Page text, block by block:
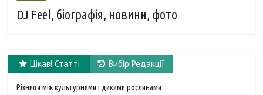
DJ Feel, біографія, новини, фото
Цікаві Статті Вибір Редакції
Різниця між культурними і дикими рослинами